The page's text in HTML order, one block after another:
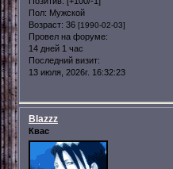
Пол: Мужской
Возраст: 36 [1990-02-03]
Провел на форуме:
14 дней 1 час
Последний визит:
13 июля, 2026г. 16:32:23
Blazzz
Квас